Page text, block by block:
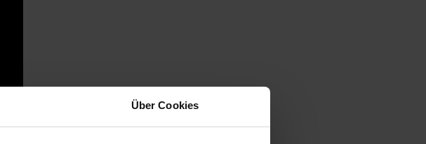
Über Cookies